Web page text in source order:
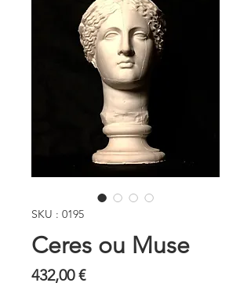
SKU : 0195
Ceres ou Muse
432,00 €Prix